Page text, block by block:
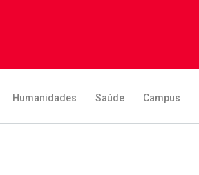
Humanidades Saúde Campus